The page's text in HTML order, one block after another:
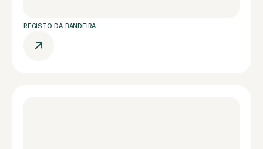
REGISTO DA BANDEIRA